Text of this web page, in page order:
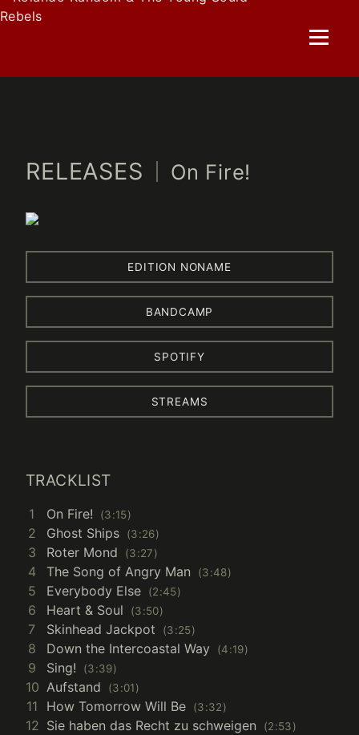
Skip
RELEASES On Fire!
EDITION NONAME
BANDCAMP
SPOTIFY
STREAMS
TRACKLIST
1 On Fire! 3:15
2 Ghost Ships 3:26
3 Roter Mond 3:27
4 The Song of Angry Man 3:48
5 Everybody Else 2:45
6 Heart & Soul 3:50
7 Skinhead Jackpot 3:25
8 Down the Intercoastal Way 4:19
9 Sing! 3:39
10 Aufstand 3:01
11 How Tomorrow Will Be 3:32
12 Sie haben das Recht zu schweigen 2:53